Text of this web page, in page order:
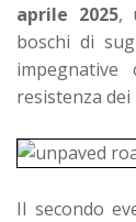
aprile 2025,
boschi di
resistenza
Il secondo